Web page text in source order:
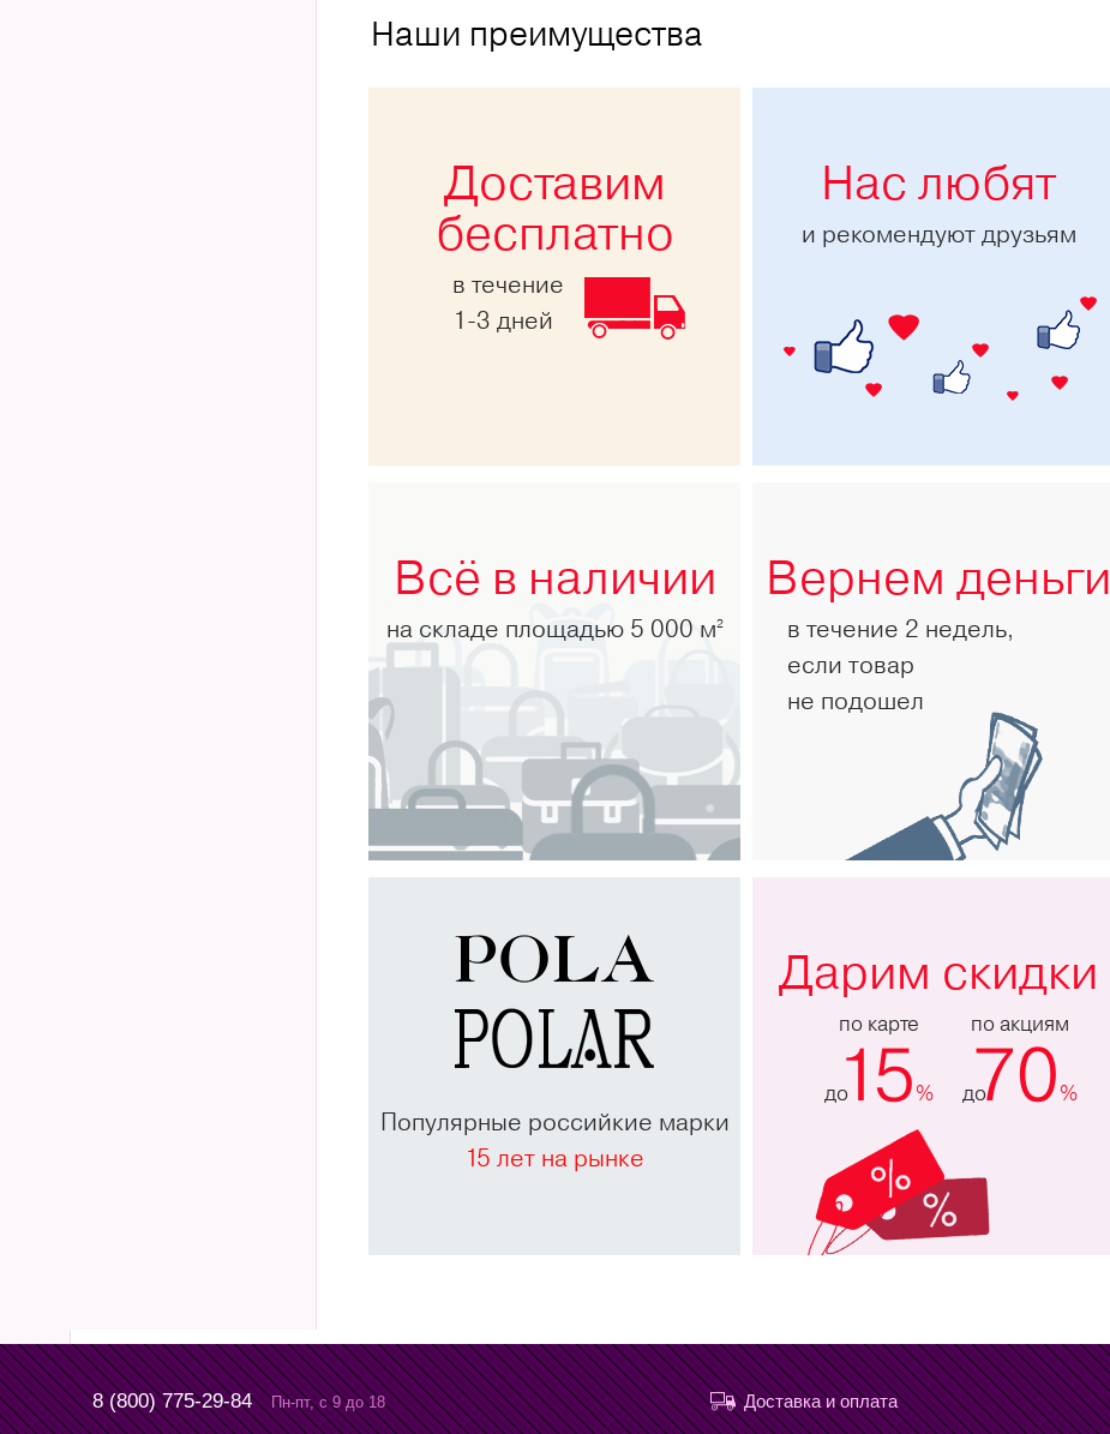
Наши преимущества
Доставим
бесплатно
в течение
1-3 дней
Нас любят
и рекомендуют друзьям
Всё в наличии
на складе площадью 5 000 м2
Вернем деньги
в течение 2 недель,
если товар
не подошел
Популярные российкие марки
15 лет на рынке
Дарим скидки
по карте
до15%
по акциям
до
70%
8 (800) 775-29-84 Пн-пт, с 9 до 18 Доставка и оплата